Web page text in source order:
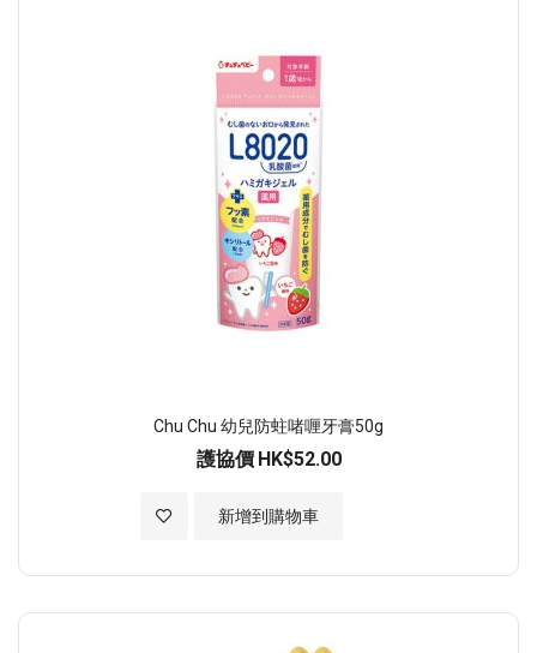
Chu Chu 幼兒防蛀啫喱牙膏50g
護協價 HK$52.00
新增到購物車
加入至願望清單